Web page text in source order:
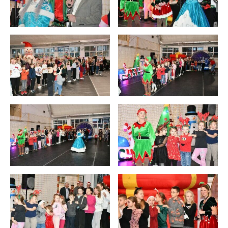
internetowej. Treści promocyjne mogą pojawić się na
stronach podmiotów trzecich lub firm będących naszymi
partnerami oraz innych dostawców usług. Firmy te działają
w charakterze pośredników prezentujących nasze treści w
postaci wiadomości, ofert, komunikatów mediów
społecznościowych.